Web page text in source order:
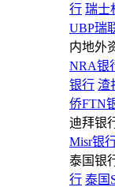
行 瑞士
UBP瑞
内地外
NRA银
银行 渣
侨FTN
迪拜银
Misr银
泰国银
行 泰国